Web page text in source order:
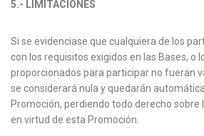
5.- LIMITACIONES
Si se evidenciase que cualquiera de los
con los requisitos exigidos en las Bases, o
proporcionados para participar no fueran
se considerará nula y quedarán
Promoción, perdiendo todo derecho
en virtud de esta Promoción.